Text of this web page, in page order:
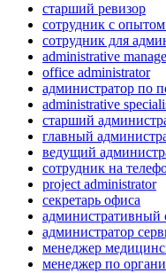
старший ревизор
сотрудник с
сотрудник для
administrative
office administrator
администратор по
administrative
старший
главный
ведущий
сотрудник на
project administrator
секретарь офиса
административный
администратор
менеджер
менеджер по